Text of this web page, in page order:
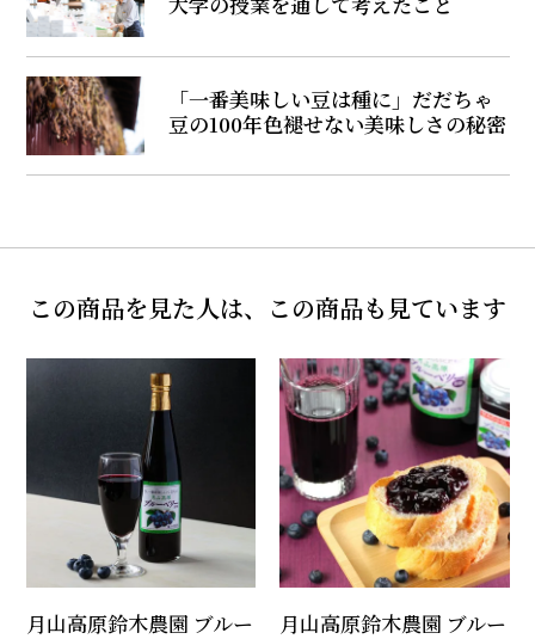
「一番美味しい豆は種に」だだちゃ
豆の100年色褪せない美味しさの秘密
この商品を見た人は、この商品も見ています
月山高原鈴木農園 ブルー
月山高原鈴木農園 ブルー